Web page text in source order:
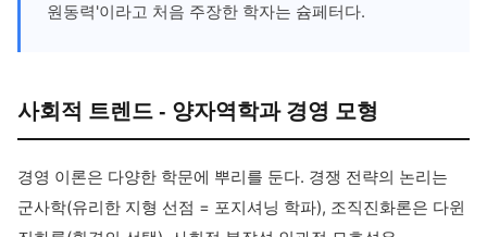
원동력'이라고 처음 주장한 학자는 슘페터다.
사회적 트렌드 - 양자역학과 경영 모형
경영 이론은 다양한 학문에 뿌리를 둔다. 경쟁 전략의 논리는
군사학(유리한 지형 선점 = 포지셔닝 학파), 조직진화론은 다윈